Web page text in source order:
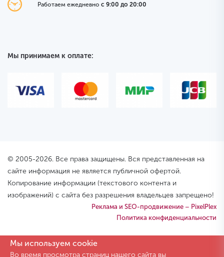
Работаем ежедневно с 9:00 до 20:00
Мы принимаем к оплате:
© 2005-2026. Все права защищены. Вся представленная на
сайте информация не является публичной офертой.
Копирование информации (текстового контента и
изображений) с сайта без разрешения владельцев запрещено!
Реклама и SEO-продвижение – PixelPlex
Политика конфиденциальности
Мы используем cookie
Во время просмотра страниц нашего сайта вы